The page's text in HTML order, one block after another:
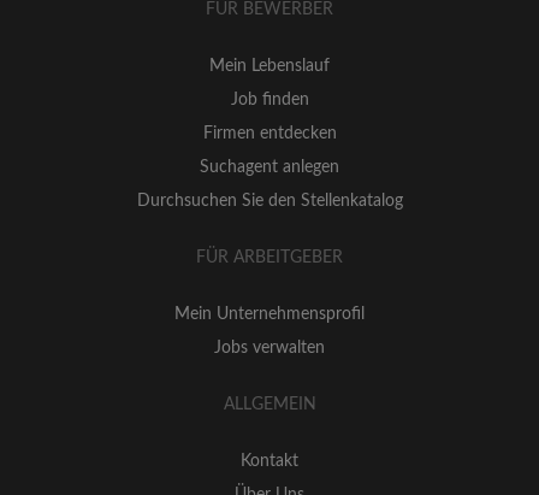
FÜR BEWERBER
Mein Lebenslauf
Job finden
Firmen entdecken
Suchagent anlegen
Durchsuchen Sie den Stellenkatalog
FÜR ARBEITGEBER
Mein Unternehmensprofil
Jobs verwalten
ALLGEMEIN
Kontakt